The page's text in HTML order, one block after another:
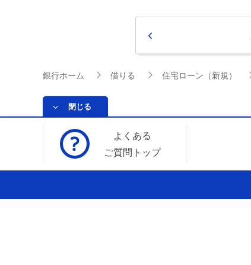
銀行ホーム 借りる 住宅ローン（新規）
閉じる
よくある
ご質問トップ